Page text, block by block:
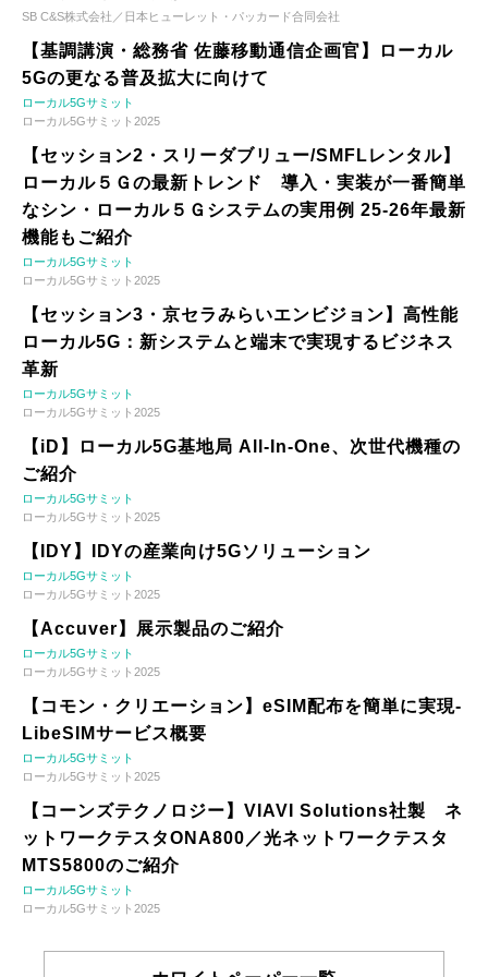
SB C&S株式会社／日本ヒューレット・パッカード合同会社
【基調講演・総務省 佐藤移動通信企画官】ローカル
5Gの更なる普及拡大に向けて
ローカル5Gサミット
ローカル5Gサミット2025
【セッション2・スリーダブリュー/SMFLレンタル】
ローカル５Ｇの最新トレンド 導入・実装が一番簡単
なシン・ローカル５Ｇシステムの実用例 25-26年最新
機能もご紹介
ローカル5Gサミット
ローカル5Gサミット2025
【セッション3・京セラみらいエンビジョン】高性能
ローカル5G：新システムと端末で実現するビジネス
革新
ローカル5Gサミット
ローカル5Gサミット2025
【iD】ローカル5G基地局 All-In-One、次世代機種の
ご紹介
ローカル5Gサミット
ローカル5Gサミット2025
【IDY】IDYの産業向け5Gソリューション
ローカル5Gサミット
ローカル5Gサミット2025
【Accuver】展示製品のご紹介
ローカル5Gサミット
ローカル5Gサミット2025
【コモン・クリエーション】eSIM配布を簡単に実現-
LibeSIMサービス概要
ローカル5Gサミット
ローカル5Gサミット2025
【コーンズテクノロジー】VIAVI Solutions社製 ネ
ットワークテスタONA800／光ネットワークテスタ
MTS5800のご紹介
ローカル5Gサミット
ローカル5Gサミット2025